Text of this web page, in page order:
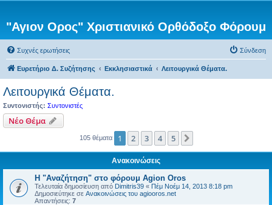
"Αγιον Ορος" Χριστιανικό Ορθόδοξο Φόρουμ
Συχνές ερωτήσεις Σύνδεση
Ευρετήριο Δ. Συζήτησης Εκκλησιαστικά Λειτουργικά Θέματα.
Λειτουργικά Θέματα.
Συντονιστής: Συντονιστές
Νέο Θέμα
105 θέματα 1 2 3 4 5
Ανακοινώσεις
Η "Αναζήτηση" στο φόρουμ Agion Oros
Τελευταία δημοσίευση από Dimitris39 « Πέμ Νοέμ 14, 2013 8:18 pm
Δημοσιεύτηκε σε Ανακοινώσεις του agiooros.net
Απαντήσεις: 7